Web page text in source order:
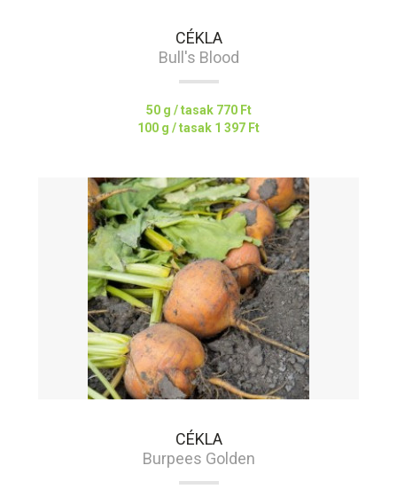
CÉKLA
Bull's Blood
50 g / tasak 770 Ft
100 g / tasak 1 397 Ft
CÉKLA
Burpees Golden